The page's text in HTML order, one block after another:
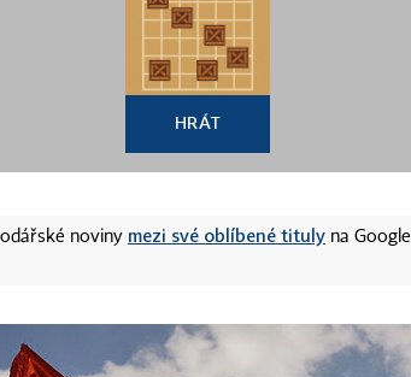
HRÁT
noviny mezi své oblíbené tituly na Google